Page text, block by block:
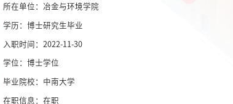
所在单位：冶金与环境学院
学历：博士研究生毕业
入职时间：2022-11-30
学位：博士学位
毕业院校：中南大学
在职信息：在职